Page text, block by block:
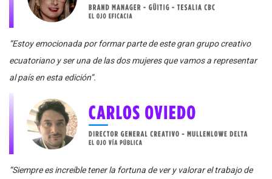
“Estoy emocionada por formar parte de este gran grupo creativo
ecuatoriano y ser una de las dos mujeres que vamos a representar
al país en esta edición”.
“Siempre es increíble tener la fortuna de ver y valorar el trabajo de